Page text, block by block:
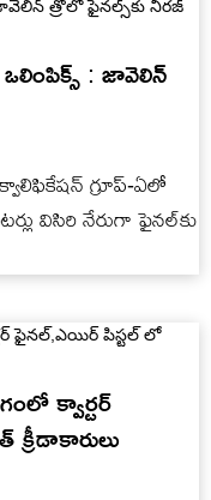
: జావెలిన్‌
గ్రూప్​-ఏలో
విసిరి నేరుగా ఫైనల్‌కు
క్వార్ట‌ర్